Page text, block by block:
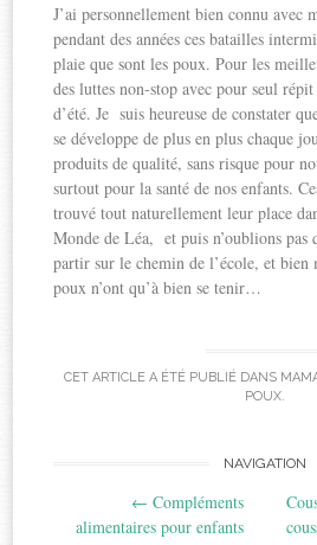
J’ai personnellement bien connu avec
pendant des années ces batailles
plaie que sont les poux. Pour les
des luttes non-stop avec pour seul répit
d’été. Je suis heureuse de constater
se développe de plus en plus chaque
produits de qualité, sans risque pour
surtout pour la santé de nos enfants.
trouvé tout naturellement leur place
Monde de Léa, et puis n’oublions pas
partir sur le chemin de l’école, et
poux n’ont qu’à bien se tenir…
CET ARTICLE A ÉTÉ PUBLIÉ DANS
POUX.
navigation
NAVIGATION
← Compléments
alimentaires pour enfants